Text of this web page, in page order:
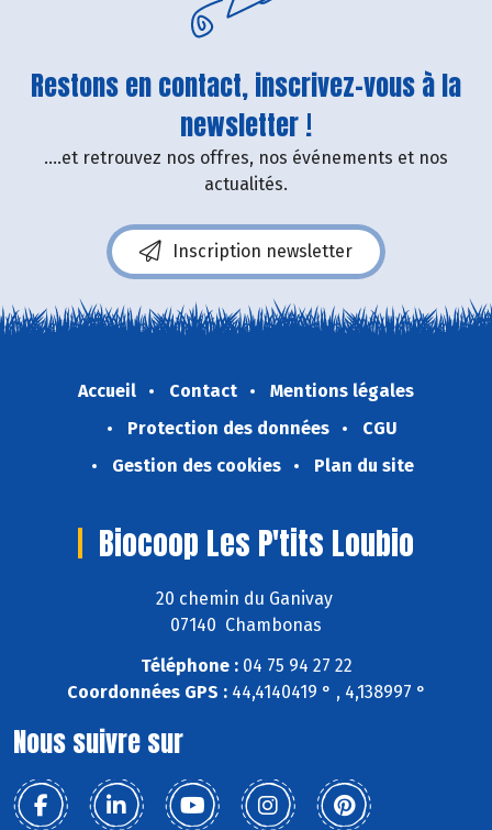
Restons en contact, inscrivez-vous à la
newsletter !
....et retrouvez nos offres, nos événements et nos
actualités.
Inscription newsletter
Accueil Contact
Mentions légales
Protection des données
CGU
Gestion des cookies
Plan du site
Biocoop Les P'tits Loubio
20 chemin du Ganivay
07140 Chambonas
Téléphone :04 75 94 27 22
Coordonnées GPS :44,4140419 ° , 4,138997 °
Nous suivre sur